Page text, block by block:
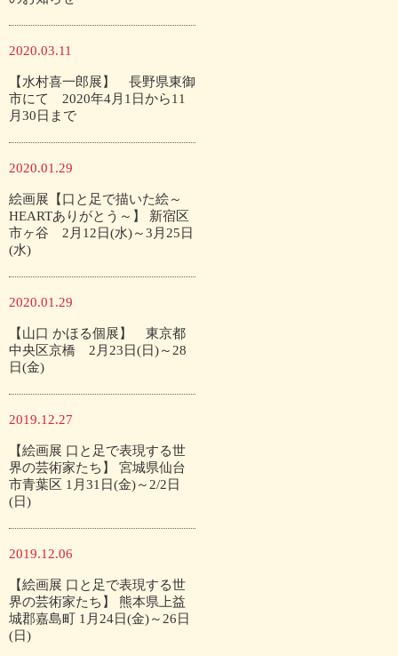
2020.03.11
【水村喜一郎展】 長野県東御
市にて 2020年4月1日から11
月30日まで
2020.01.29
絵画展【口と足で描いた絵～
HEARTありがとう～】 新宿区
市ヶ谷 2月12日(水)～3月25日
(水)
2020.01.29
【山口 かほる個展】 東京都
中央区京橋 2月23日(日)～28
日(金)
2019.12.27
【絵画展 口と足で表現する世
界の芸術家たち】 宮城県仙台
市青葉区 1月31日(金)～2/2日
(日)
2019.12.06
【絵画展 口と足で表現する世
界の芸術家たち】 熊本県上益
城郡嘉島町 1月24日(金)～26日
(日)